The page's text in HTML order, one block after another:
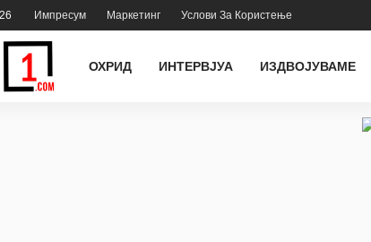
Импресум Маркетинг Услови За Користење
ОХРИД ИНТЕРВЈУА ИЗДВОЈУВАМЕ